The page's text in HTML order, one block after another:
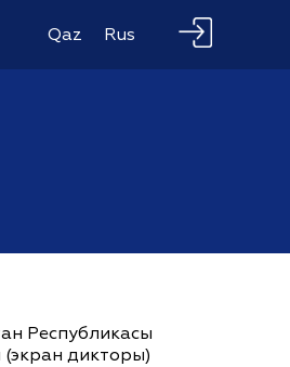
Qaz Rus
Республикасы
(экран дикторы)